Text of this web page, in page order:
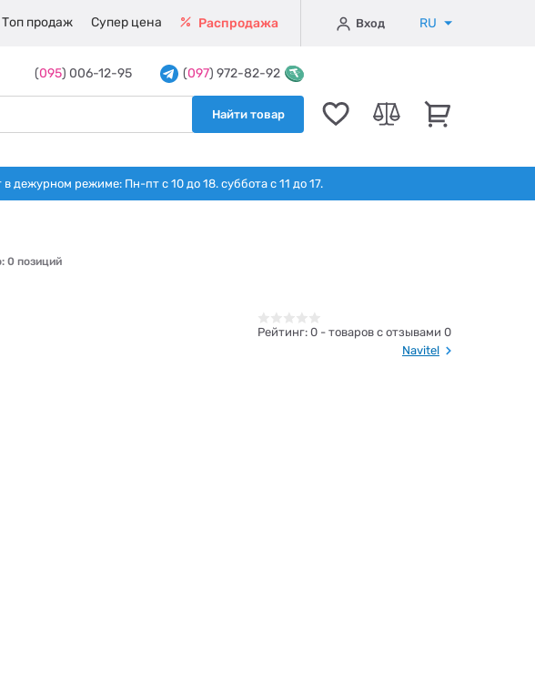
Топ продаж Супер цена Распродажа Вход RU
(095) 006-12-95 (097) 972-82-92
Найти товар
дежурном режиме: Пн-пт с 10 до 18. суббота с 11 до 17.
0 позиций
Рейтинг: 0 - товаров с отзывами 0
Navitel